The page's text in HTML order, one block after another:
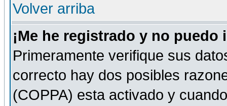
Volver arriba
¡Me he registrado y no puedo
Primeramente verifique sus
correcto hay dos posibles
(COPPA) esta activado y